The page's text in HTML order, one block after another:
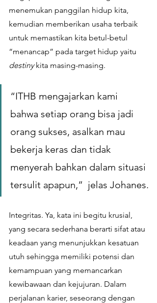
menemukan panggilan hidup kita,
kemudian memberikan usaha terbaik
untuk memastikan kita betul-betul
“menancap” pada target hidup yaitu
destiny kita masing-masing.
“ITHB mengajarkan kami
bahwa setiap orang bisa jadi
orang sukses, asalkan mau
bekerja keras dan tidak
menyerah bahkan dalam situasi
tersulit apapun,”  jelas Johanes.
Integritas. Ya, kata ini begitu krusial,
yang secara sederhana berarti sifat atau
keadaan yang menunjukkan kesatuan
utuh sehingga memiliki potensi dan
kemampuan yang memancarkan
kewibawaan dan kejujuran. Dalam
perjalanan karier, seseorang dengan